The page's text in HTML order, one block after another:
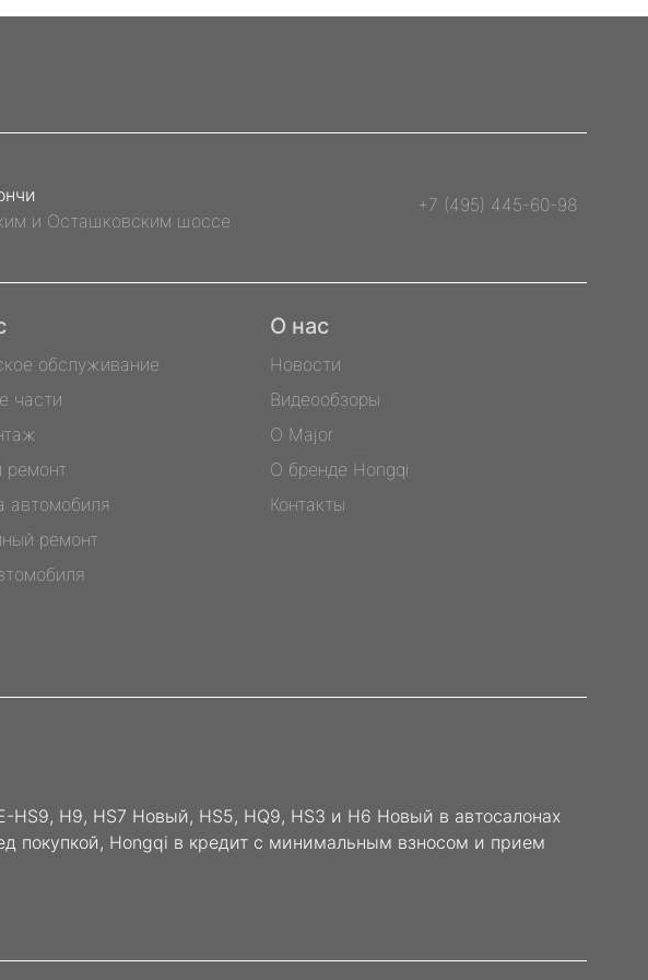
и Осташковским шоссе
+7 (495) 445-60-98
обслуживание
части
ремонт
автомобиля
ремонт
О нас
Новости
Видеообзоры
О Major
О бренде Hongqi
Контакты
H9, HS7 Новый, HS5, HQ9, HS3 и H6 Новый в автосалонах
покупкой, Hongqi в кредит с минимальным взносом и прием